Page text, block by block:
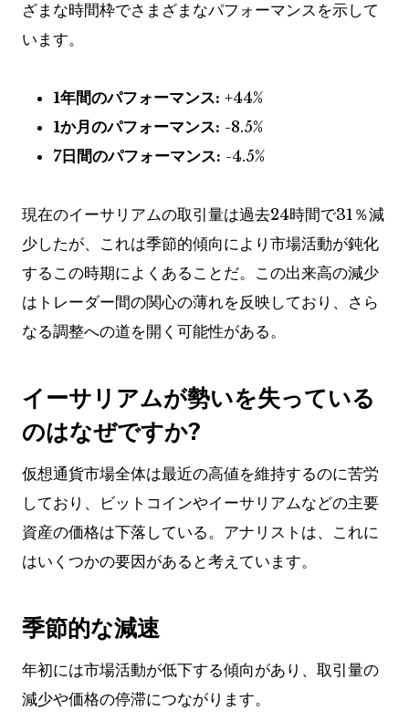
ざまな時間枠でさまざまなパフォーマンスを示して
います。
1年間のパフォーマンス: +44%
1か月のパフォーマンス: -8.5%
7日間のパフォーマンス: -4.5%
現在のイーサリアムの取引量は過去24時間で31％減
少したが、これは季節的傾向により市場活動が鈍化
するこの時期によくあることだ。この出来高の減少
はトレーダー間の関心の薄れを反映しており、さら
なる調整への道を開く可能性がある。
イーサリアムが勢いを失っている
のはなぜですか?
仮想通貨市場全体は最近の高値を維持するのに苦労
しており、ビットコインやイーサリアムなどの主要
資産の価格は下落している。アナリストは、これに
はいくつかの要因があると考えています。
季節的な減速
年初には市場活動が低下する傾向があり、取引量の
減少や価格の停滞につながります。